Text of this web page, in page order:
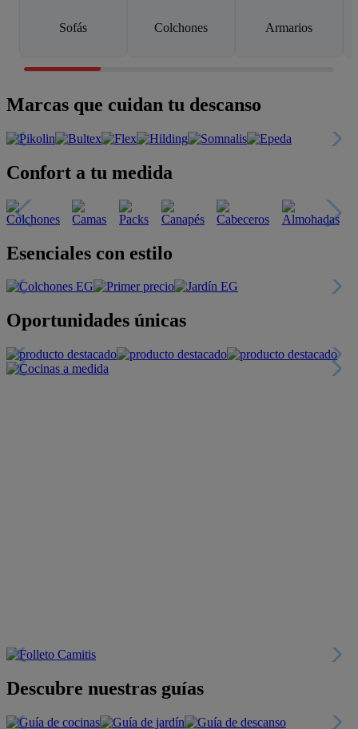
Sofás Colchones Armarios
Marcas que cuidan tu descanso
Confort a tu medida
Esenciales con estilo
Oportunidades únicas
Descubre nuestras guías